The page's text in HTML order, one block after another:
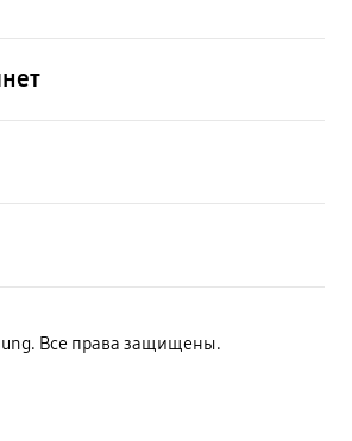
Все права защищены.